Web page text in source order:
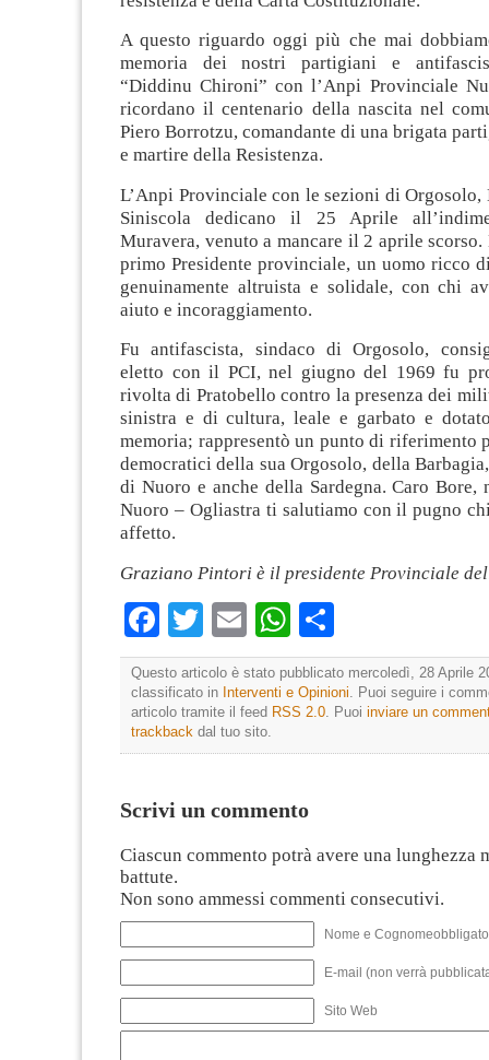
A questo riguardo oggi più che mai
memoria dei nostri partigiani e
“Diddinu Chironi” con l’Anpi Provinciale
ricordano il centenario della nascita nel
Piero Borrotzu, comandante di una brigata
e martire della Resistenza.
L’Anpi Provinciale con le sezioni di
Siniscola dedicano il 25 Aprile
Muravera, venuto a mancare il 2 aprile
primo Presidente provinciale, un uomo ricco
genuinamente altruista e solidale, con chi
aiuto e incoraggiamento.
Fu antifascista, sindaco di Orgosolo,
eletto con il PCI, nel giugno del 1969 fu
rivolta di Pratobello contro la presenza dei
sinistra e di cultura, leale e garbato e
memoria; rappresentò un punto di riferimento
democratici della sua Orgosolo, della
di Nuoro e anche della Sardegna. Caro
Nuoro – Ogliastra ti salutiamo con il pugno
affetto.
Graziano Pintori è il presidente Provinciale
Facebook
TwitterEmailWhatsApp
Questo articolo è stato pubblicato mercoledì, 28 Aprile
classificato in Interventi e Opinioni . Puoi seguire i
articolo tramite il feed RSS 2.0 . Puoi inviare un
trackback dal tuo sito.
Scrivi un commento
Ciascun commento potrà avere una lunghezza
battute.
Non sono ammessi commenti consecutivi.
Nome e
E-mail (non verrà
Sito Web